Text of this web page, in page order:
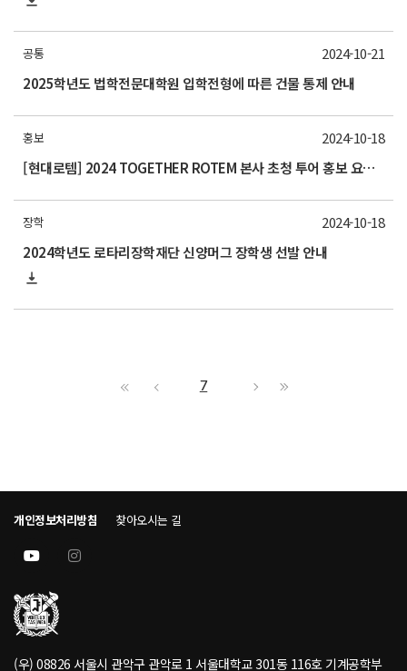
공통
2025학년도 법학전문대학원 입학전형에 따른 건물 통제 안내
2024-10-21
홍보
[현대로템] 2024 TOGETHER ROTEM 본사 초청 투어 홍보 요청의 건 (11/5)
2024-10-18
장학
2024학년도 로타리장학재단 신양머그 장학생 선발 안내
2024-10-18
7
개인정보처리방침 찾아오시는 길
(우) 08826 서울시 관악구 관악로 1 서울대학교 301동 116호 기계공학부